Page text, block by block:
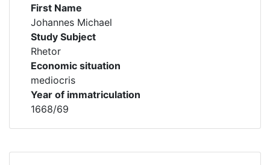
First Name
Johannes Michael
Study Subject
Rhetor
Economic situation
mediocris
Year of immatriculation
1668/69